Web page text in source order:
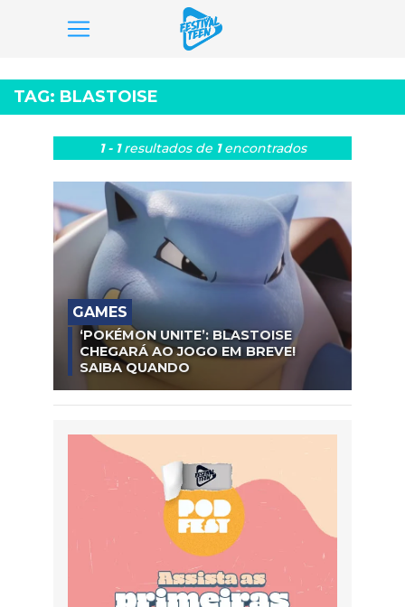
para
o
conteúdo
TAG: BLASTOISE
1 - 1resultados de 1encontrados
GAMES
‘POKÉMON UNITE’: BLASTOISE
CHEGARÁ AO JOGO EM BREVE!
SAIBA QUANDO